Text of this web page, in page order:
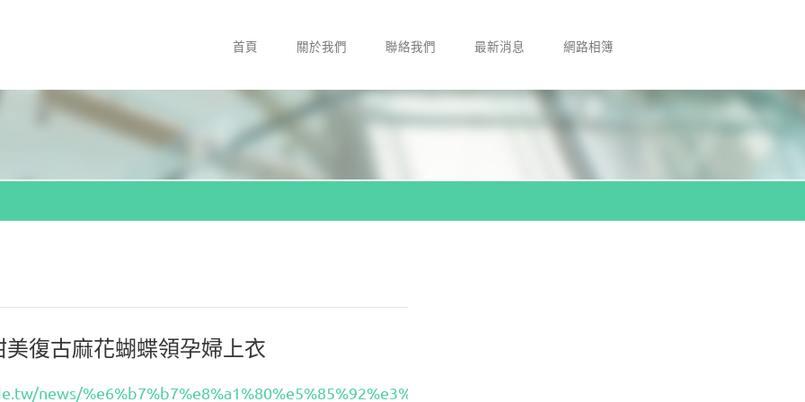
首頁 關於我們 聯絡我們 最新消息 網路相簿
復古麻花蝴蝶領孕婦上衣
news/%e6%b7%b7%e8%a1%80%e5%85%92%e3%80%90ohoh-